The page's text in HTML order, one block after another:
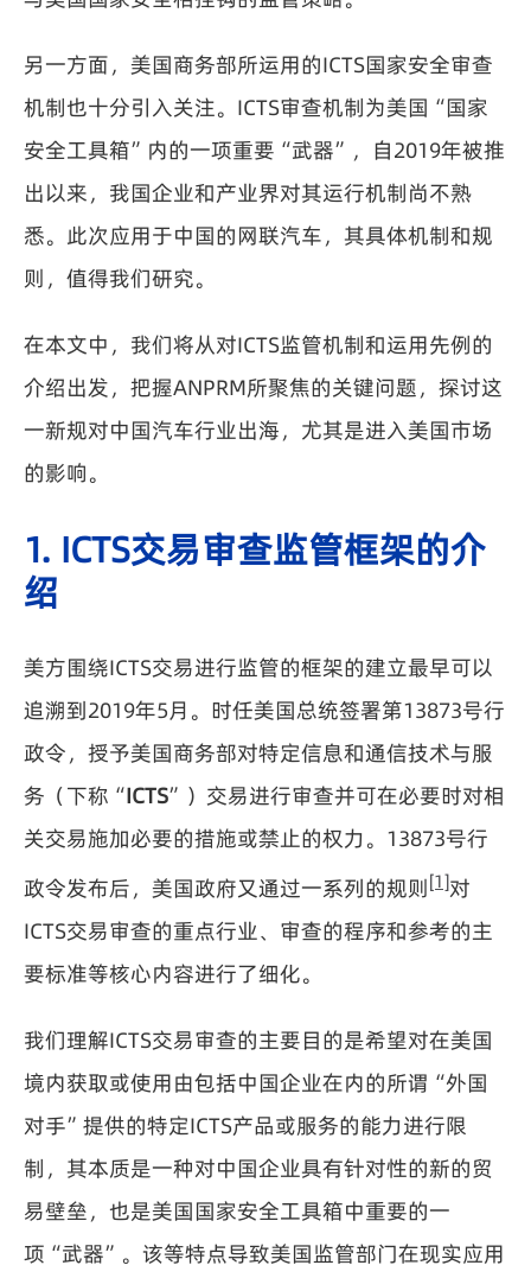
另一方面，美国商务部所运用的ICTS国家安全审查
机制也十分引入关注。ICTS审查机制为美国“国家
安全工具箱”内的一项重要“武器”，自2019年被推
出以来，我国企业和产业界对其运行机制尚不熟
悉。此次应用于中国的网联汽车，其具体机制和规
则，值得我们研究。
在本文中，我们将从对ICTS监管机制和运用先例的
介绍出发，把握ANPRM所聚焦的关键问题，探讨这
一新规对中国汽车行业出海，尤其是进入美国市场
的影响。
1. ICTS交易审查监管框架的介
绍
美方围绕ICTS交易进行监管的框架的建立最早可以
追溯到2019年5月。时任美国总统签署第13873号行
政令，授予美国商务部对特定信息和通信技术与服
务（下称“ICTS”）交易进行审查并可在必要时对相
关交易施加必要的措施或禁止的权力。13873号行
政令发布后，美国政府又通过一系列的规则[1]对
ICTS交易审查的重点行业、审查的程序和参考的主
要标准等核心内容进行了细化。
我们理解ICTS交易审查的主要目的是希望对在美国
境内获取或使用由包括中国企业在内的所谓“外国
对手”提供的特定ICTS产品或服务的能力进行限
制，其本质是一种对中国企业具有针对性的新的贸
易壁垒，也是美国国家安全工具箱中重要的一
项“武器”。该等特点导致美国监管部门在现实应用